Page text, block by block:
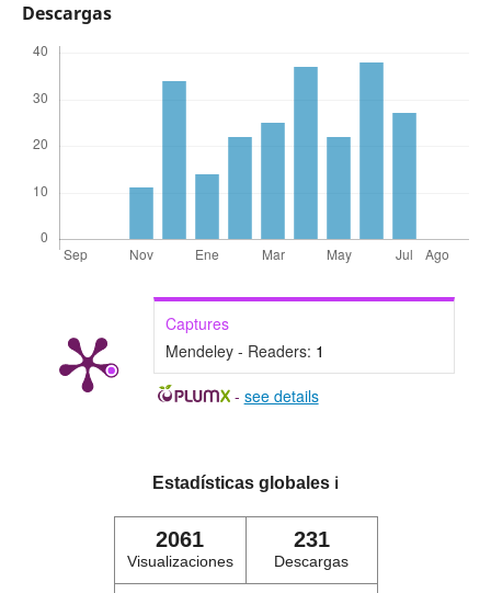
Descargas
Captures
Mendeley - Readers: 1
- see details
Estadísticas globales ℹ️
2061
Visualizaciones
231
Descargas